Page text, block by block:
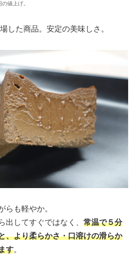
値上げ。
した商品。安定の美味しさ。
らも軽やか。
出してすぐではなく、 常温で５分
、より柔らかさ・口溶けの滑らか
す。